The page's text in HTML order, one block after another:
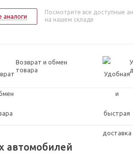
аналоги
Посмотрите все доступные
на нашем складе
Возврат и обмен
товара
автомобилей